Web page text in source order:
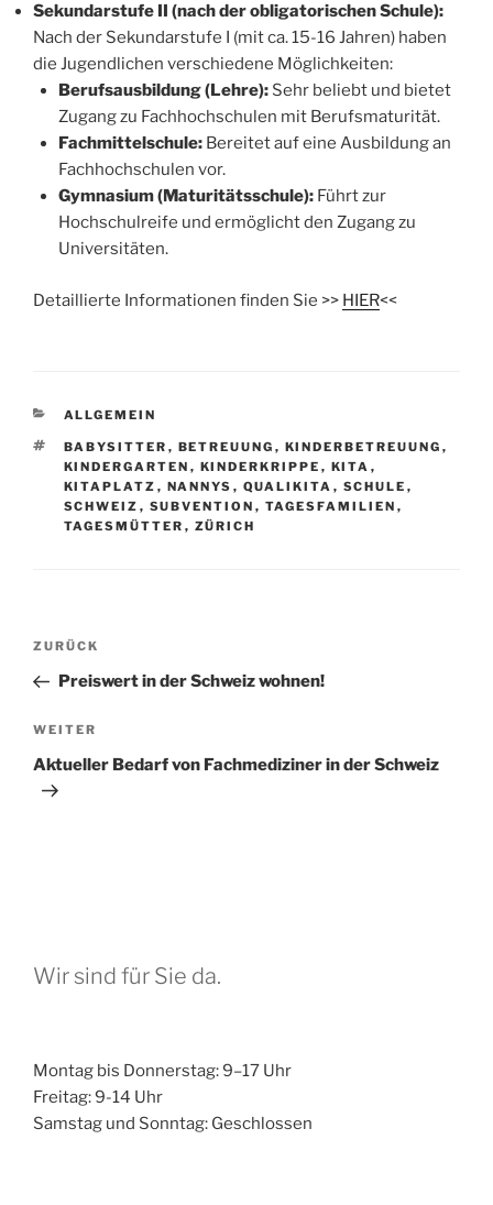
Sekundarstufe II (nach der obligatorischen Schule):
Nach der Sekundarstufe I (mit ca. 15-16 Jahren) haben
die Jugendlichen verschiedene Möglichkeiten:
Berufsausbildung (Lehre):Sehr beliebt und bietet
Zugang zu Fachhochschulen mit Berufsmaturität.
Fachmittelschule:Bereitet auf eine Ausbildung an
Fachhochschulen vor.
Gymnasium (Maturitätsschule):Führt zur
Hochschulreife und ermöglicht den Zugang zu
Universitäten.
Detaillierte Informationen finden Sie >> HIER<<
KATEGORIEN
ALLGEMEIN
SCHLAGWÖRTER
BABYSITTER , BETREUUNG , KINDERBETREUUNG ,
KINDERGARTEN , KINDERKRIPPE , KITA ,
KITAPLATZ , NANNYS , QUALIKITA , SCHULE ,
SCHWEIZ , SUBVENTION , TAGESFAMILIEN ,
TAGESMÜTTER , ZÜRICH
Beitragsnavigation
Vorheriger
Beitrag
ZURÜCK
Preiswert in der Schweiz wohnen!
Nächster
Beitrag
WEITER
Aktueller Bedarf von Fachmediziner in der Schweiz
Wir sind für Sie da.
Montag bis Donnerstag: 9–17 Uhr
Freitag: 9-14 Uhr
Samstag und Sonntag: Geschlossen